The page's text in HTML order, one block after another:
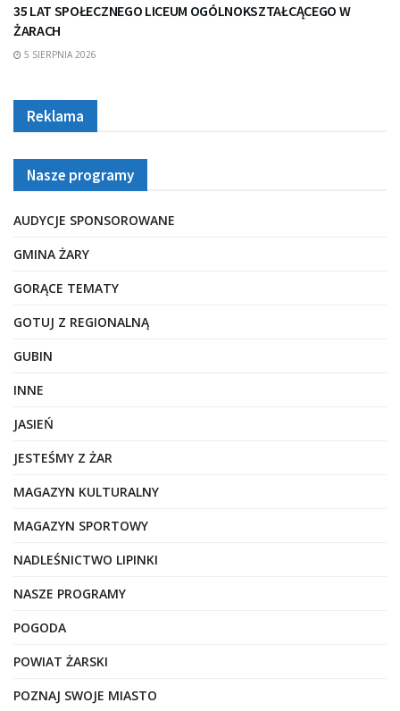
35 LAT SPOŁECZNEGO LICEUM OGÓLNOKSZTAŁCĄCEGO W
ŻARACH
5 SIERPNIA 2026
Reklama
Nasze programy
AUDYCJE SPONSOROWANE
GMINA ŻARY
GORĄCE TEMATY
GOTUJ Z REGIONALNĄ
GUBIN
INNE
JASIEŃ
JESTEŚMY Z ŻAR
MAGAZYN KULTURALNY
MAGAZYN SPORTOWY
NADLEŚNICTWO LIPINKI
NASZE PROGRAMY
POGODA
POWIAT ŻARSKI
POZNAJ SWOJE MIASTO